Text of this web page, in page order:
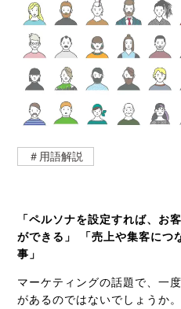
＃用語解説
「ペルソナを設定すれば、お
ができる」
「売上や集客に
事」
マーケティングの話題で、一
があるのではないでしょうか